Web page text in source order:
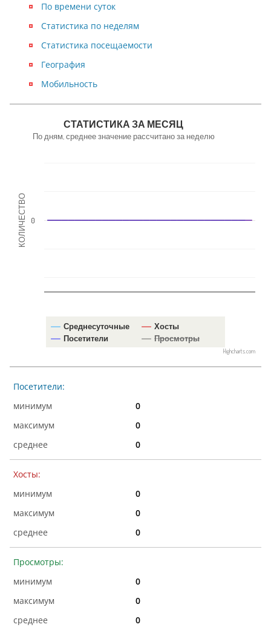
Статистика посещаемости
География
По времени суток
Мобильность
Статистика по неделям
КОЛИЧЕСТВО
СТАТИСТИКА ЗА МЕСЯЦ
По дням, среднее значение рассчитано за неделю
Среднесуточные
Хосты
Посетители
Просмотры
0
Highcharts.com
Посетители:
0
0
0
Хосты:
0
0
0
Просмотры:
0
0
0